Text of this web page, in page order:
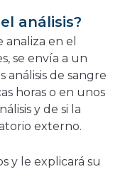
análisis?
analiza en el
se envía a un
análisis de sangre
horas o en unos
y de si la
externo.
y le explicará su